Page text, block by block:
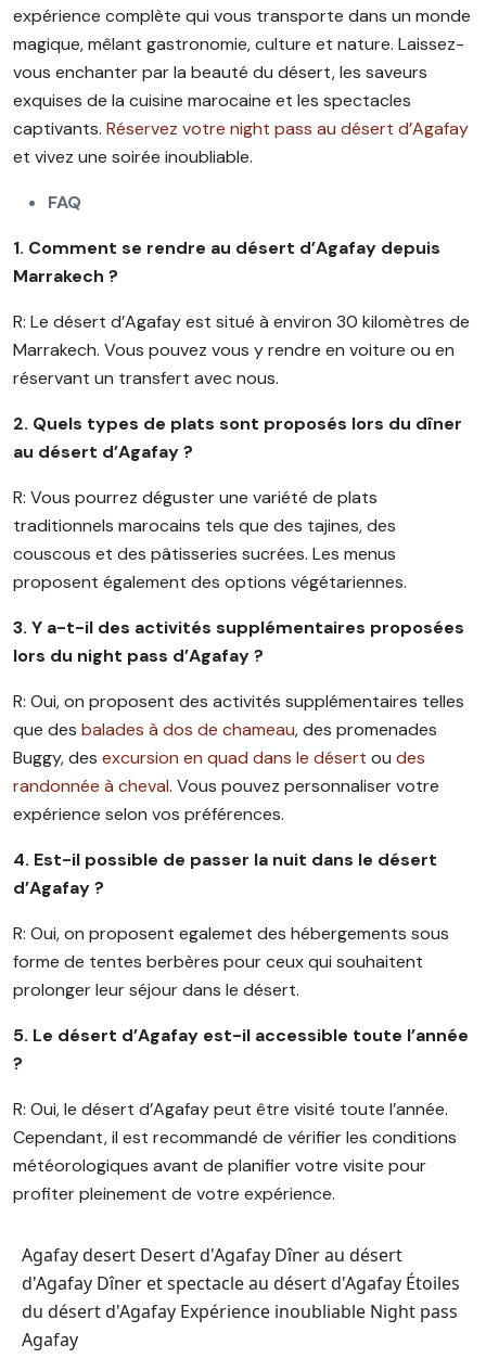
expérience complète qui vous transporte dans un monde
magique, mêlant gastronomie, culture et nature. Laissez-
vous enchanter par la beauté du désert, les saveurs
exquises de la cuisine marocaine et les spectacles
captivants. Réservez votre night pass au désert d’Agafay
et vivez une soirée inoubliable.
FAQ
1. Comment se rendre au désert d’Agafay depuis
Marrakech ?
R: Le désert d’Agafay est situé à environ 30 kilomètres de
Marrakech. Vous pouvez vous y rendre en voiture ou en
réservant un transfert avec nous.
2. Quels types de plats sont proposés lors du dîner
au désert d’Agafay ?
R: Vous pourrez déguster une variété de plats
traditionnels marocains tels que des tajines, des
couscous et des pâtisseries sucrées. Les menus
proposent également des options végétariennes.
3. Y a-t-il des activités supplémentaires proposées
lors du night pass d’Agafay ?
R: Oui, on proposent des activités supplémentaires telles
que des balades à dos de chameau, des promenades
Buggy, des excursion en quad dans le désert ou des
randonnée à cheval. Vous pouvez personnaliser votre
expérience selon vos préférences.
4. Est-il possible de passer la nuit dans le désert
d’Agafay ?
R: Oui, on proposent egalemet des hébergements sous
forme de tentes berbères pour ceux qui souhaitent
prolonger leur séjour dans le désert.
5. Le désert d’Agafay est-il accessible toute l’année
?
R: Oui, le désert d’Agafay peut être visité toute l’année.
Cependant, il est recommandé de vérifier les conditions
météorologiques avant de planifier votre visite pour
profiter pleinement de votre expérience.
Agafay desert Desert d'Agafay Dîner au désert
d'Agafay Dîner et spectacle au désert d'Agafay Étoiles
du désert d'Agafay Expérience inoubliable Night pass
Agafay